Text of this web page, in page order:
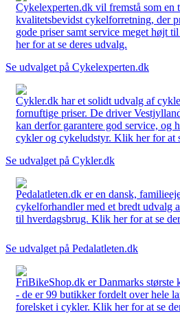
Cykelexperten.dk vil fremstå som
kvalitetsbevidst cykelforretning, der
gode priser samt service meget højt
her for at se deres udvalg.
Se udvalget på Cykelexperten.dk
Cykler.dk har et solidt udvalg af
fornuftige priser. De driver
kan derfor garantere god service, og
cykler og cykeludstyr. Klik her for at
Se udvalget på Cykler.dk
Pedalatleten.dk er en dansk,
cykelforhandler med et bredt udvalg
til hverdagsbrug. Klik her for at se
Se udvalget på Pedalatleten.dk
FriBikeShop.dk er Danmarks
- de er 99 butikker fordelt over hele
forelsket i cykler. Klik her for at se